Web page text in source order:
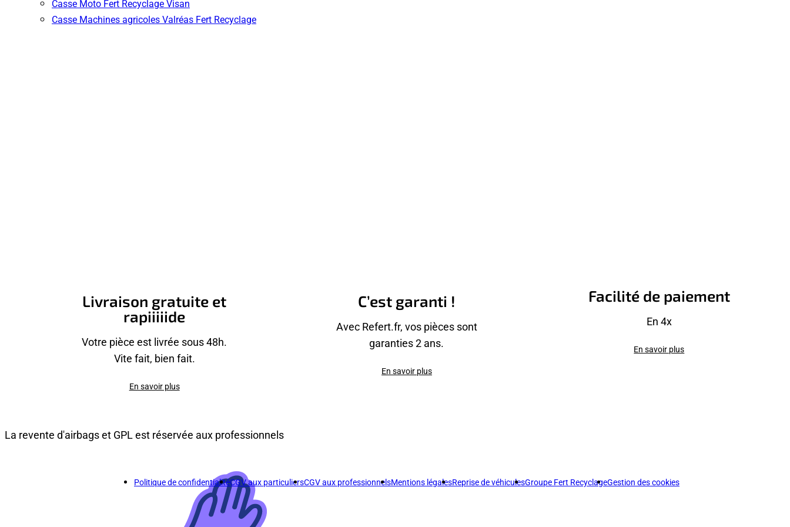
Casse Moto Fert Recyclage Visan
Casse Machines agricoles Valréas Fert Recyclage
Livraison gratuite et
rapiiiiide
Votre pièce est livrée sous 48h.
Vite fait, bien fait.
En savoir plus
C’est garanti !
Avec Refert.fr, vos pièces sont
garanties 2 ans.
En savoir plus
Facilité de paiement
En 4x
En savoir plus
La revente d'airbags et GPL est réservée aux professionnels
Politique de confidentialitéCGV aux particuliersCGV aux professionnelsMentions légalesReprise de véhiculesGroupe Fert RecyclageGestion des cookies